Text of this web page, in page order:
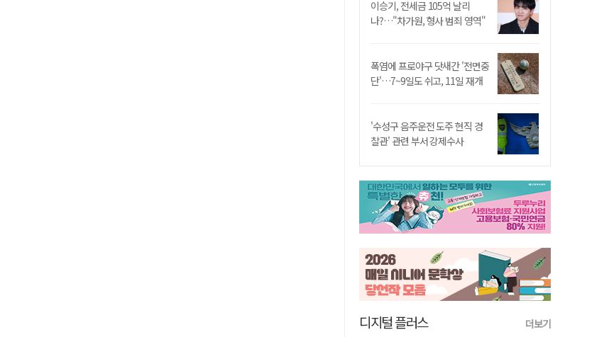
이승기, 전세금 105억 날리
나?…"차가원, 형사 범죄 영역"
폭염에 프로야구 닷새간 '전면중
단'…7~9일도 쉬고, 11일 재개
'수성구 음주운전 도주 현직 경
찰관' 관련 부서 강제수사
디지털 플러스 더보기